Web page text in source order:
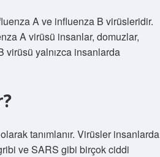
A ve influenza B virüsleridir.
A virüsü insanlar, domuzlar,
virüsü yalnızca insanlarda
tanımlanır. Virüsler insanlarda
ve SARS gibi birçok ciddi